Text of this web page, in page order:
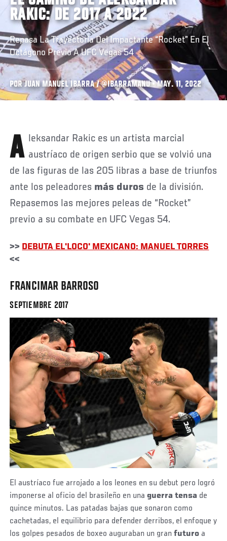
RAKIC: DE 2017 A 2022
Repasa La Trayectoria Del Impactante “Rocket” En El
Octágono Previo A UFC Vegas 54
POR JUAN MANUEL IBARRA / @IBARRAMANU • MAY. 11, 2022
Aleksandar Rakic es un artista marcial austríaco de origen serbio que se volvió una
de las figuras de las 205 libras a base de triunfos
ante los peleadores más duros de la división.
Repasemos las mejores peleas de “Rocket”
previo a su combate en UFC Vegas 54.
>> DEBUTA EL'LOCO' MEXICANO: MANUEL TORRES
<<
FRANCIMAR BARROSO
SEPTIEMBRE 2017
El austríaco fue arrojado a los leones en su debut pero logró
imponerse al oficio del brasileño en unaguerra tensa de
quince minutos. Las patadas bajas que sonaron como
cachetadas, el equilibrio para defender derribos, el enfoque y
los golpes pesados de boxeo auguraban un granfuturo a